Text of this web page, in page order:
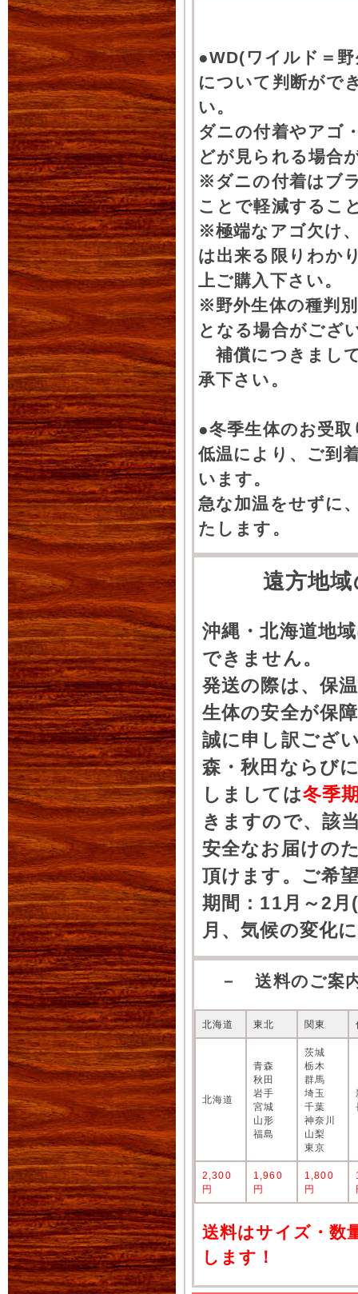
●WD(ワイルド＝
について判断がで
い。
ダニの付着やアゴ
どが見られる場合
※ダニの付着はブ
ことで軽減するこ
※極端なアゴ欠け
は出来る限りわか
上ご購入下さい。
※野外生体の種判
となる場合がござ
補償につきまし
承下さい。
●冬季生体のお受
低温により、ご到
います。
急な加温をせずに
たします。
遠方地
沖縄・北海道地
できません。
発送の際は、保
生体の安全が保
誠に申し訳ござ
森・秋田ならび
しましては冬季
きますので、該
安全なお届けの
頂けます。ご希
期間：11月～2
月、気候の変化
－ 送料のご案
北海道 東北 関東
北海道
青森
秋田
岩手
宮城
山形
福島
茨城
栃木
群馬
埼玉
千葉
神奈川
山梨
東京
2,300
円
1,960
円
1,800
円
送料はサイズ・数
します！